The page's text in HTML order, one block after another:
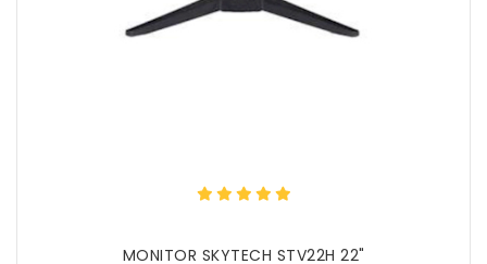
MONITOR SKYTECH STV22H 22"